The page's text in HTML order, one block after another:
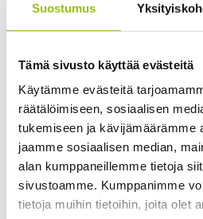
Suostumus
Tämä sivusto käyttää evästeitä
Käytämme evästeitä
räätälöimiseen, sosiaalisen
tukemiseen ja kävijämäärämme
jaamme sosiaalisen median,
alan kumppaneillemme tietoja
sivustoamme. Kumppanimme
tietoja muihin tietoihin, joita olet